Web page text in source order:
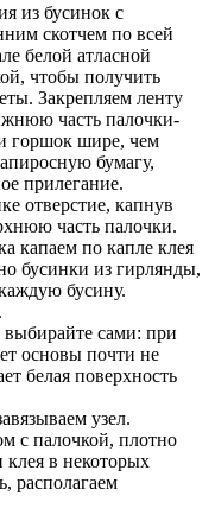
из бусинок с
скотчем по всей
белой атласной
чтобы получить
Закрепляем ленту
часть палочки-
горшок шире, чем
бумагу,
прилегание.
отверстие, капнув
часть палочки.
капаем по капле клея
бусинки из гирлянды,
бусину.
сами: при
основы почти не
белая поверхность
узел.
с палочкой, плотно
в некоторых
располагаем